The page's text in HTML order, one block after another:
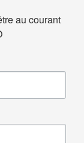
au courant